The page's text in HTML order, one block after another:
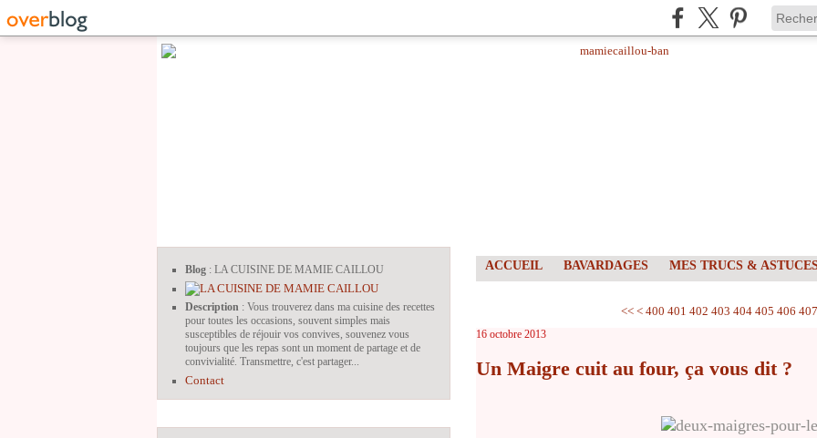
Blog : LA CUISINE DE MAMIE CAILLOU
Description : Vous trouverez dans ma cuisine des recettes
pour toutes les occasions, souvent simples mais
susceptibles de réjouir vos convives, souvenez vous
toujours que les repas sont un moment de partage et de
convivialité. Transmettre, c'est partager...
Contact
ACCUEIL BAVARDAGES MES TRUCS &
<< < 400 401 402 403 404 405 406 407
16 octobre 2013
Un Maigre cuit au four, ça vous dit ?